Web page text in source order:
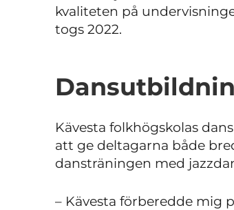
kvaliteten på
togs 2022.
Kävesta folkhögskolas
att ge deltagarna både
dansträningen med
– Kävesta förberedde mig